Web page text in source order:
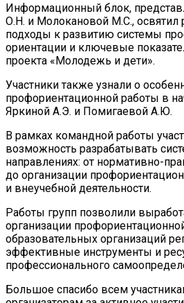
Информационный блок,
О.Н. и Молокановой М.С., освятил
подходы к развитию системы
ориентации и ключевые
проекта «Молодежь и дети».
Участники также узнали о
профориентационной работы в
Яркиной А.Э. и Помигаевой А.Ю.
В рамках командной работы
возможность разрабатывать
направлениях: от нормативно-
до организации
и внеучебной деятельности.
Работы групп позволили
организации
образовательных организаций
эффективные инструменты и
профессионального
Большое спасибо всем